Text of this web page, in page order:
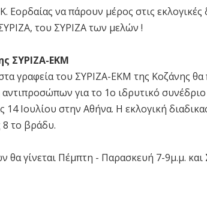
Εορδαίας να πάρουν μέρος στις εκλογικές
του ΣΥΡΙΖΑ των μελών !
ΣΥΡΙΖΑ-ΕΚΜ
γραφεία του ΣΥΡΙΖΑ-ΕΚΜ της Κοζάνης
αντιπροσώπων για το 1ο ιδρυτικό
14 Ιουλίου στην Αθήνα. Η εκλογική
8 το βράδυ.
θα γίνεται Πέμπτη - Παρασκευή 7-9μ.μ.